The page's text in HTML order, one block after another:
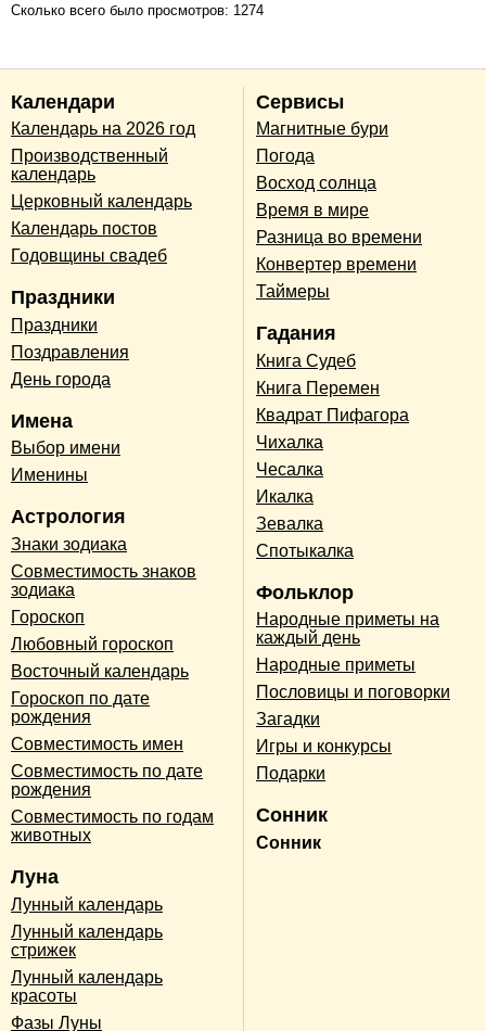
Сколько всего было просмотров: 1274
Календари
Календарь на 2026 год
Производственный
календарь
Церковный календарь
Календарь постов
Годовщины свадеб
Праздники
Праздники
Поздравления
День города
Имена
Выбор имени
Именины
Астрология
Знаки зодиака
Совместимость знаков
зодиака
Гороскоп
Любовный гороскоп
Восточный календарь
Гороскоп по дате
рождения
Совместимость имен
Совместимость по дате
рождения
Совместимость по годам
животных
Луна
Лунный календарь
Лунный календарь
стрижек
Лунный календарь
красоты
Фазы Луны
Сервисы
Магнитные бури
Погода
Восход солнца
Время в мире
Разница во времени
Конвертер времени
Таймеры
Гадания
Книга Судеб
Книга Перемен
Квадрат Пифагора
Чихалка
Чесалка
Икалка
Зевалка
Спотыкалка
Фольклор
Народные приметы на
каждый день
Народные приметы
Пословицы и поговорки
Загадки
Игры и конкурсы
Подарки
Сонник
Сонник